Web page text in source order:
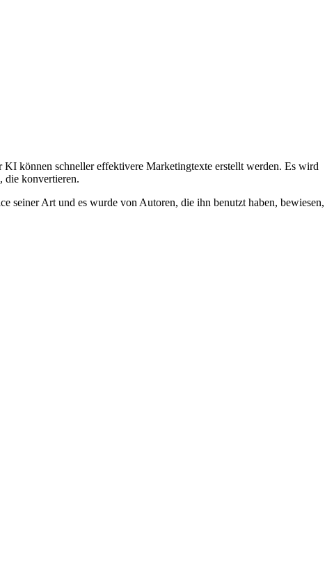
können schneller effektivere Marketingtexte erstellt werden. Es wird
die konvertieren.
seiner Art und es wurde von Autoren, die ihn benutzt haben, bewiesen,